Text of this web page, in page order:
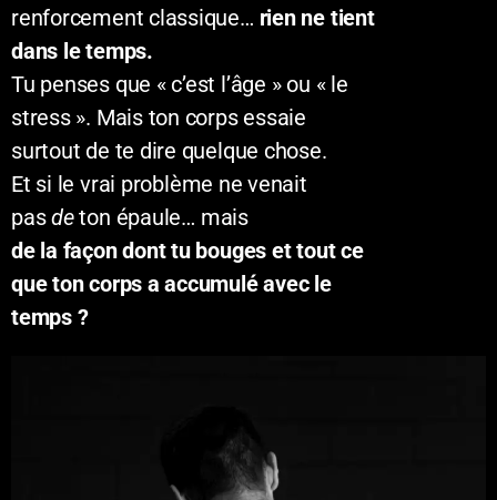
renforcement classique… rien ne tient
dans le temps.
Tu penses que « c’est l’âge » ou « le
stress ». Mais ton corps essaie
surtout de te dire quelque chose.
Et si le vrai problème ne venait
pasdeton épaule… mais
de la façon dont tu bouges et tout ce
que ton corps a accumulé avec le
temps ?